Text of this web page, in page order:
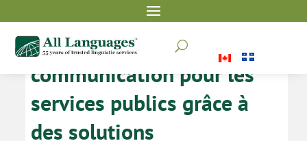
U
Combler les écarts de
communication pour les
services publics grâce à
des solutions